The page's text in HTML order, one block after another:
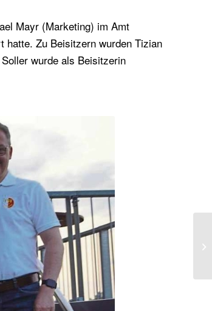
Mayr (Marketing) im Amt
hatte. Zu Beisitzern wurden Tizian
wurde als Beisitzerin